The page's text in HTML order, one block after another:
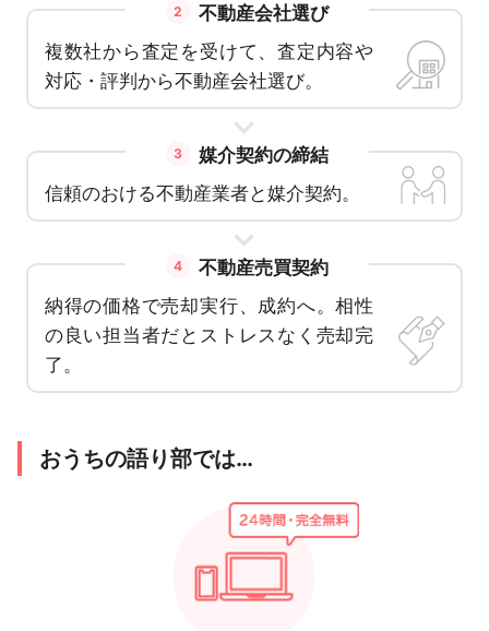
2
不動産会社選び
複数社から査定を受けて、査定内容や
対応・評判から不動産会社選び。
3
媒介契約の締結
信頼のおける不動産業者と媒介契約。
4
不動産売買契約
納得の価格で売却実行、成約へ。相性
の良い担当者だとストレスなく売却完
了。
おうちの語り部では…